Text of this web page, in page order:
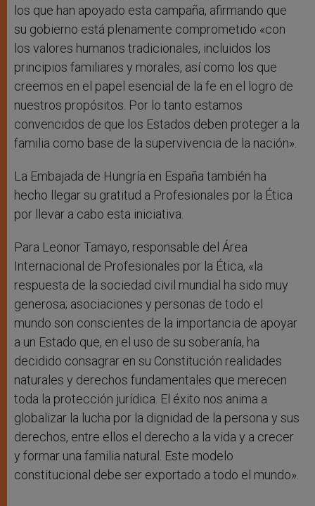
los que han apoyado esta campaña, afirmando que
su gobierno está plenamente comprometido «con
los valores humanos tradicionales, incluidos los
principios familiares y morales, así como los que
creemos en el papel esencial de la fe en el logro de
nuestros propósitos. Por lo tanto estamos
convencidos de que los Estados deben proteger a la
familia como base de la supervivencia de la nación».
La Embajada de Hungría en España también ha
hecho llegar su gratitud a Profesionales por la Ética
por llevar a cabo esta iniciativa.
Para Leonor Tamayo, responsable del Área
Internacional de Profesionales por la Ética, «la
respuesta de la sociedad civil mundial ha sido muy
generosa; asociaciones y personas de todo el
mundo son conscientes de la importancia de apoyar
a un Estado que, en el uso de su soberanía, ha
decidido consagrar en su Constitución realidades
naturales y derechos fundamentales que merecen
toda la protección jurídica. El éxito nos anima a
globalizar la lucha por la dignidad de la persona y sus
derechos, entre ellos el derecho a la vida y a crecer
y formar una familia natural. Este modelo
constitucional debe ser exportado a todo el mundo».